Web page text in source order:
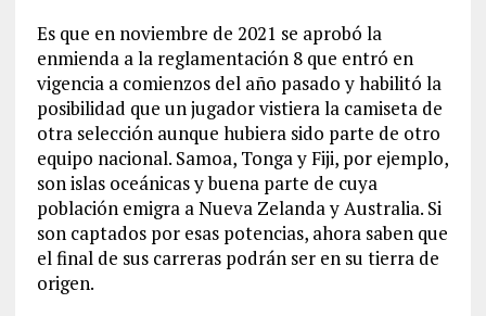
Es que en noviembre de 2021 se aprobó la
enmienda a la reglamentación 8 que entró en
vigencia a comienzos del año pasado y habilitó la
posibilidad que un jugador vistiera la camiseta de
otra selección aunque hubiera sido parte de otro
equipo nacional. Samoa, Tonga y Fiji, por ejemplo,
son islas oceánicas y buena parte de cuya
población emigra a Nueva Zelanda y Australia. Si
son captados por esas potencias, ahora saben que
el final de sus carreras podrán ser en su tierra de
origen.